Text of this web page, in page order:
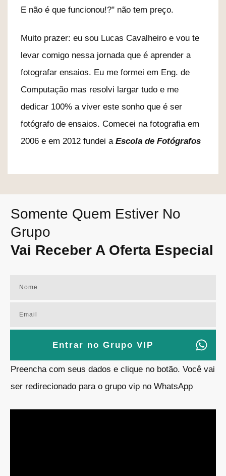
E não é que funcionou!?" não tem preço.
Muito prazer: eu sou Lucas Cavalheiro e vou te
levar comigo nessa jornada que é aprender a
fotografar ensaios. Eu me formei em Eng. de
Computação mas resolvi largar tudo e me
dedicar 100% a viver este sonho que é ser
fotógrafo de ensaios. Comecei na fotografia em
2006 e em 2012 fundei a Escola de Fotógrafos
Somente Quem Estiver No
Grupo
Vai Receber A Oferta Especial
Entrar no Grupo VIP
Preencha com seus dados e clique no botão. Você vai
ser redirecionado para o grupo vip no WhatsApp